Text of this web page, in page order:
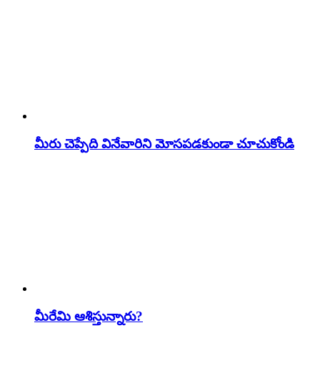
మీరు చెప్పేది వినేవారిని మోసపడకుండా చూచుకోండి
మీరేమి ఆశిస్తున్నారు?